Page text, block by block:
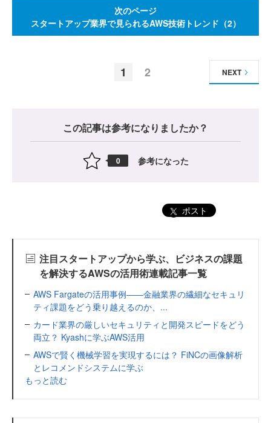
次のページ
スタートアップ業界で見られるAWS技術トレンド（2）
1 2 NEXT
この記事は参考になりましたか？
0 参考になった
ポスト
注目スタートアップから学ぶ、ビジネスの課題
を解決するAWSの活用術連載記事一覧
AWS Fargateの活用事例――金融業界の繊細なセキュリ
ティ課題をどう乗り越えるのか、...
カード業界の厳しいセキュリティと開発スピードをどう
両立？ Kyashに学ぶAWS活用
AWSで賢く機械学習を実現するには？ FiNCの画像解析
とレコメンドシステムに学ぶ
もっと読む